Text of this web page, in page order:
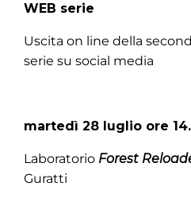
WEB serie
Uscita on line della
serie su social media
martedì 28 luglio ore
Laboratorio Forest
Guratti